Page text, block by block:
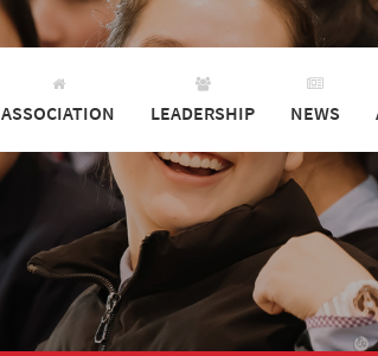
ASSOCIATION LEADERSHIP NEWS